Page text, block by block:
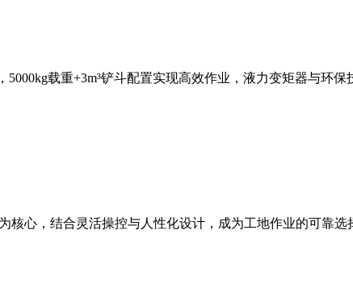
载重+3m³铲斗配置实现高效作业，液力变矩器与环
核心，结合灵活操控与人性化设计，成为工地作业的可靠选